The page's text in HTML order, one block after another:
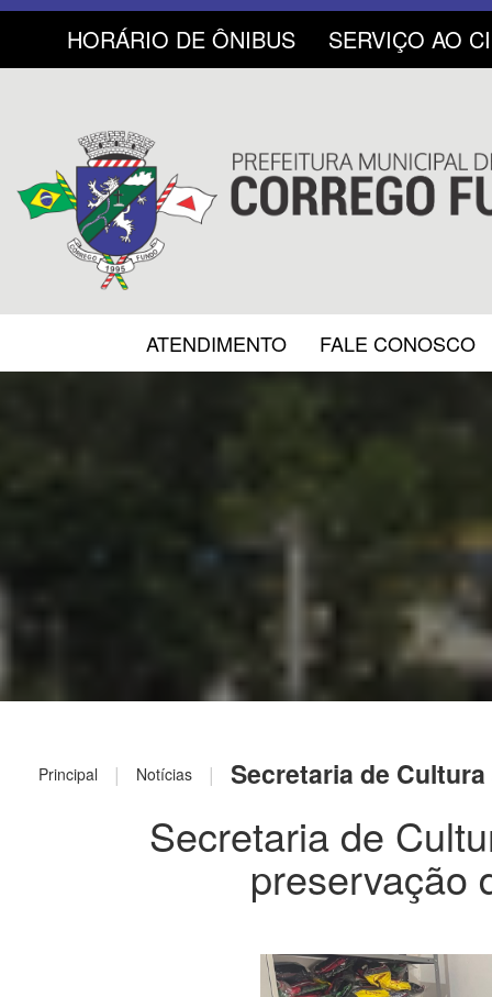
HORÁRIO DE ÔNIBUS SERVIÇO AO
ATENDIMENTO FALE CONOSCO
Principal | Notícias | Secretaria de
Secretaria de
preservação